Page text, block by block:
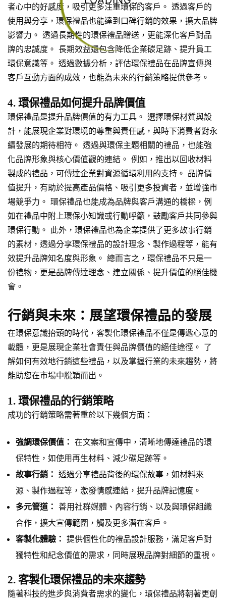
者心中的好感度，吸引更多注重環保的客戶。 透過客戶的
使用與分享，環保禮品也能達到口碑行銷的效果，擴大品牌
影響力。 透過長期性的環保禮品贈送，更能深化客戶對品
牌的忠誠度。 長期效益還包含降低企業碳足跡、提升員工
環保意識等。 透過數據分析，評估環保禮品在品牌宣傳與
客戶互動方面的成效，也能為未來的行銷策略提供參考。
4. 環保禮品如何提升品牌價值
環保禮品是提升品牌價值的有力工具。 選擇環保材質與設
計，能展現企業對環境的尊重與責任感，與時下消費者對永
續發展的期待相符。 透過與環保主題相關的禮品，也能強
化品牌形象與核心價值觀的連結。 例如，推出以回收材料
製成的禮品，可傳達企業對資源循環利用的支持。 品牌價
值提升，有助於提高產品價格、吸引更多投資者，並增強市
場競爭力。 環保禮品也能成為品牌與客戶溝通的橋樑，例
如在禮品中附上環保小知識或行動呼籲，鼓勵客戶共同參與
環保行動。 此外，環保禮品也為企業提供了更多故事行銷
的素材，透過分享環保禮品的設計理念、製作過程等，能有
效提升品牌知名度與形象。 總而言之，環保禮品不只是一
份禮物，更是品牌傳達理念、建立關係、提升價值的絕佳機
會。
行銷與未來：展望環保禮品的發展
在環保意識抬頭的時代，客製化環保禮品不僅是傳遞心意的
載體，更是展現企業社會責任與品牌價值的絕佳途徑。 了
解如何有效地行銷這些禮品，以及掌握行業的未來趨勢，將
能助您在市場中脫穎而出。
1. 環保禮品的行銷策略
成功的行銷策略需著重於以下幾個方面：
強調環保價值： 在文案和宣傳中，清晰地傳達禮品的環
保特性，如使用再生材料、減少碳足跡等。
故事行銷： 透過分享禮品背後的環保故事，如材料來
源、製作過程等，激發情感連結，提升品牌記憶度。
多元管道： 善用社群媒體、內容行銷、以及與環保組織
合作，擴大宣傳範圍，觸及更多潛在客戶。
客製化體驗： 提供個性化的禮品設計服務，滿足客戶對
獨特性和紀念價值的需求，同時展現品牌對細節的重視。
2. 客製化環保禮品的未來趨勢
隨著科技的進步與消費者需求的變化，環保禮品將朝著更創